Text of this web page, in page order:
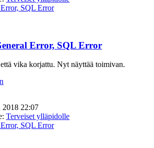
SQL Error
Error, SQL Error
vika korjattu. Nyt näyttää toimivan.
2018 22:07
Terveiset ylläpidolle
SQL Error